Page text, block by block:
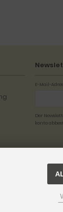
E-Mail-
Der
konto